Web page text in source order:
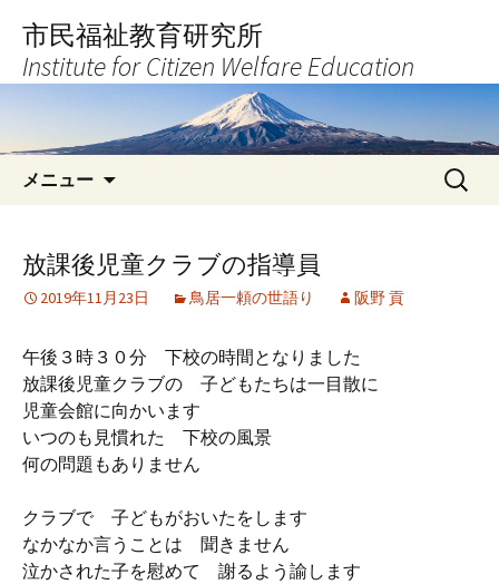
へ
キ
市民福祉教育研究所
Institute for Citizen Welfare Education
メニュー
検
索:
放課後児童クラブの指導員
2019年11月23日 鳥居一頼の世語り 阪野 貢
午後３時３０分 下校の時間となりました
放課後児童クラブの 子どもたちは一目散に
児童会館に向かいます
いつのも見慣れた 下校の風景
何の問題もありません
クラブで 子どもがおいたをします
なかなか言うことは 聞きません
泣かされた子を慰めて 謝るよう諭します